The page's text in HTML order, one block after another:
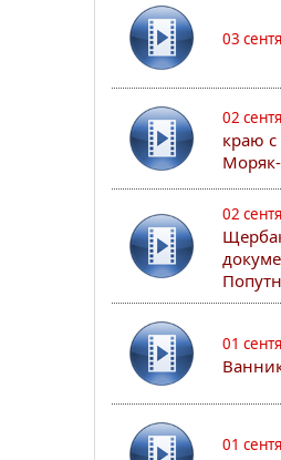
03
02
краю
02
01
01